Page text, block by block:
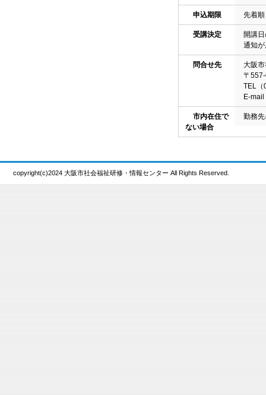
申込期限 先着
受講決定
開講
通知
問合せ先
大阪
〒
TEL
E-
市内在住で
ない場合
勤務
copyright(c)2024 大阪市社会福祉研修・情報センター All Rights Reserved.